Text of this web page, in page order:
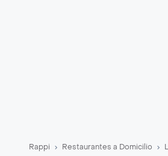
Rappi Restaurantes a Domicilio